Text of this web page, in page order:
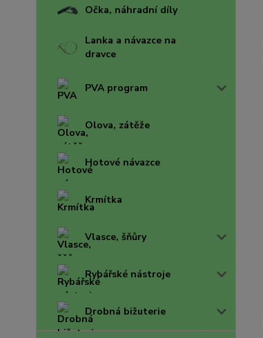
Očka, náhradní díly
Lanka a návazce na
dravce
PVA program
Olova, zátěže
Hotové návazce
Krmítka
Vlasce, šňůry
Rybářské nástroje
Drobná bižuterie